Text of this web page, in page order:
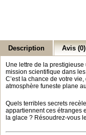
Description Avis (0)
Une lettre de la
mission scientifique dans
C’est la chance de votre
atmosphère funeste plane
Quels terribles secrets
appartiennent ces étranges
la glace ? Résoudrez-vous